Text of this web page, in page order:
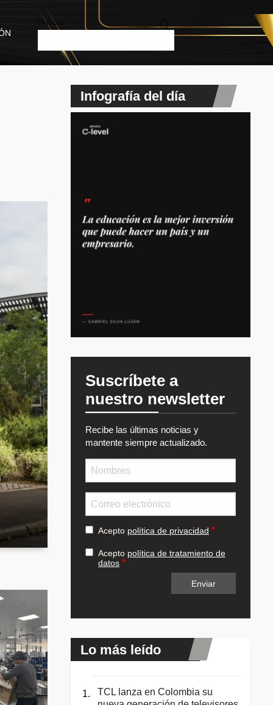
Buscar
Infografía del día
Suscríbete a
nuestro newsletter
Recibe las últimas noticias y
mantente siempre actualizado.
Acepto política de privacidad
Acepto política de tratamiento de
datos
Lo más leído
TCL lanza en Colombia su